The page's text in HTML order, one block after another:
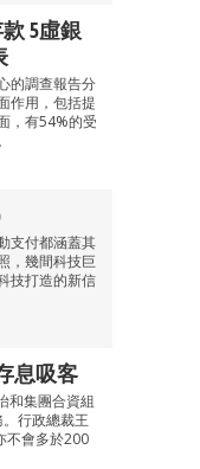
5虛銀
的調查報告分
作用，包括提
，有54%的受
支付都涵蓋其
，幾間科技巨
技打造的新信
息吸客
和集團合資組
行政總裁王
不會多於200
），直達郵